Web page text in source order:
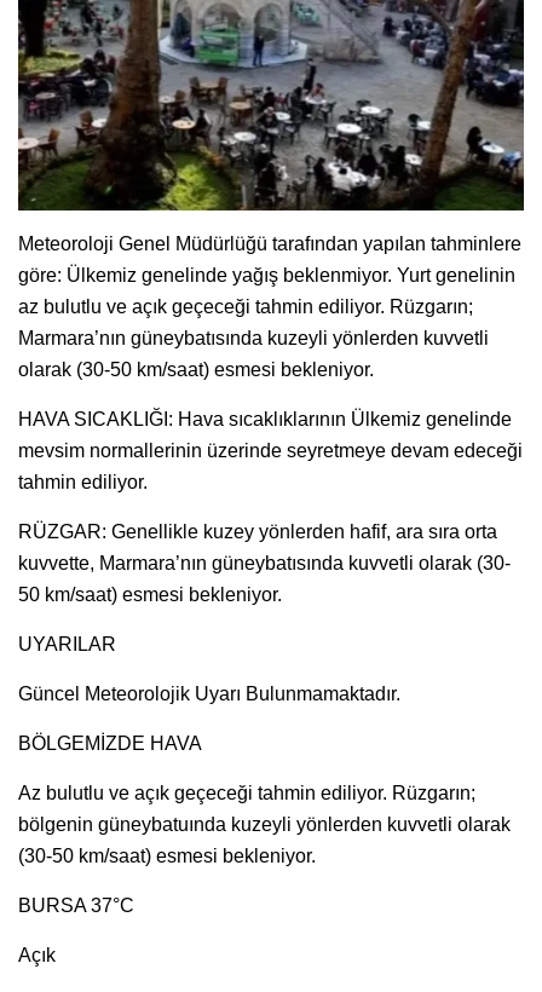
Meteoroloji Genel Müdürlüğü tarafından yapılan tahminlere
göre: Ülkemiz genelinde yağış beklenmiyor. Yurt genelinin
az bulutlu ve açık geçeceği tahmin ediliyor. Rüzgarın;
Marmara’nın güneybatısında kuzeyli yönlerden kuvvetli
olarak (30-50 km/saat) esmesi bekleniyor.
HAVA SICAKLIĞI: Hava sıcaklıklarının Ülkemiz genelinde
mevsim normallerinin üzerinde seyretmeye devam edeceği
tahmin ediliyor.
RÜZGAR: Genellikle kuzey yönlerden hafif, ara sıra orta
kuvvette, Marmara’nın güneybatısında kuvvetli olarak (30-
50 km/saat) esmesi bekleniyor.
UYARILAR
Güncel Meteorolojik Uyarı Bulunmamaktadır.
BÖLGEMİZDE HAVA
Az bulutlu ve açık geçeceği tahmin ediliyor. Rüzgarın;
bölgenin güneybatuında kuzeyli yönlerden kuvvetli olarak
(30-50 km/saat) esmesi bekleniyor.
BURSA 37°C
Açık